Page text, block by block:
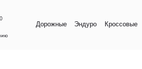
Дорожные Эндуро Кроссовые Мопеды